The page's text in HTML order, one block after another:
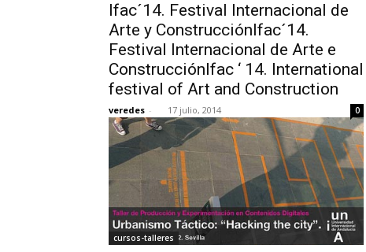
Ifac´14. Festival Internacional de
Arte y ConstrucciónIfac´14.
Festival Internacional de Arte e
ConstrucciónIfac ‘ 14. International
festival of Art and Construction
veredes - 17 julio, 2014 0
cursos-talleres